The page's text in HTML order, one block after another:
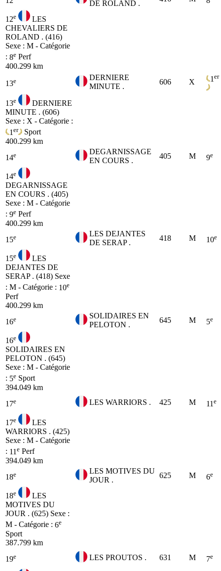
DE ROLAND .
12e
LES
CHEVALIERS DE
ROLAND . (416)
Sexe : M - Catégorie
: 8e Perf
400.299 km
13e
DERNIERE
MINUTE .
606 X 1 er
13e
DERNIERE
MINUTE . (606)
Sexe : X - Catégorie :
1 er
Sport
400.299 km
14e
DEGARNISSAGE
EN COURS .
405 M 9e
14e
DEGARNISSAGE
EN COURS . (405)
Sexe : M - Catégorie
: 9e Perf
400.299 km
15e
LES DEJANTES
DE SERAP .
418 M 10e
15e
LES
DEJANTES DE
SERAP . (418) Sexe
: M - Catégorie : 10e
Perf
400.299 km
16e
SOLIDAIRES EN
PELOTON .
645 M 5e
16e
SOLIDAIRES EN
PELOTON . (645)
Sexe : M - Catégorie
: 5e Sport
394.049 km
17e LES WARRIORS . 425 M 11 e
17e
LES
WARRIORS . (425)
Sexe : M - Catégorie
: 11 e Perf
394.049 km
18e
LES MOTIVES DU
JOUR .
625 M 6e
18e
LES
MOTIVES DU
JOUR . (625) Sexe :
M - Catégorie : 6e
Sport
387.799 km
19e LES PROUTOS . 631 M 7e